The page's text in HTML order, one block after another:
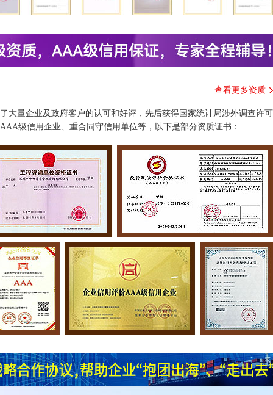
查看更多资质
大量企业及政府客户的认可和好评，先后获得国家统计局涉外调查许可
级信用企业、重合同守信用单位等，以下是部分资质证书：